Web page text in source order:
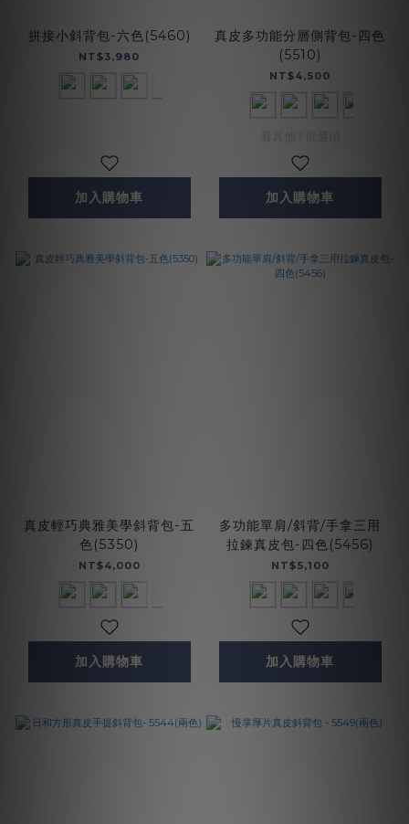
拼接小斜背包-六色(5460)
NT$3,980
加入購物車
真皮多功能分層側背包-四色
(5510)
NT$4,500
加入購物車
真皮輕巧典雅美學斜背包-五
色(5350)
NT$4,000
加入購物車
多功能單肩/斜背/手拿三用
拉鍊真皮包-四色(5456)
NT$5,100
加入購物車